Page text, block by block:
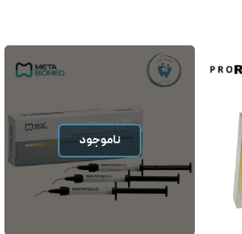
ناموجود